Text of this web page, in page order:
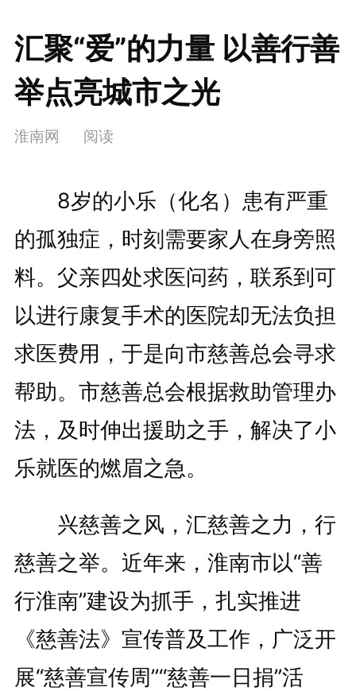
汇聚“爱”的力量 以善行善
举点亮城市之光
淮南网 阅读
8岁的小乐（化名）患有严重
的孤独症，时刻需要家人在身旁照
料。父亲四处求医问药，联系到可
以进行康复手术的医院却无法负担
求医费用，于是向市慈善总会寻求
帮助。市慈善总会根据救助管理办
法，及时伸出援助之手，解决了小
乐就医的燃眉之急。
兴慈善之风，汇慈善之力，行
慈善之举。近年来，淮南市以“善
行淮南”建设为抓手，扎实推进
《慈善法》宣传普及工作，广泛开
展“慈善宣传周”“慈善一日捐”活